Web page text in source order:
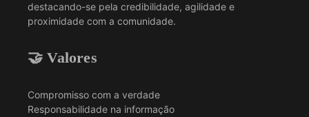
destacando-se pela credibilidade, agilidade e
proximidade com a comunidade.
🤝 Valores
Compromisso com a verdade
Responsabilidade na informação